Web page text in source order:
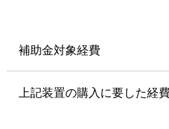
補助金対象経費
上記装置の購入に要した経